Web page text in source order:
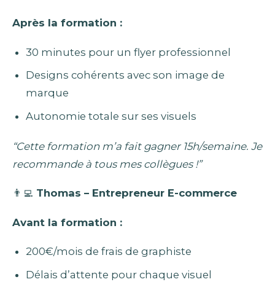
Après la formation :
30 minutes pour un flyer professionnel
Designs cohérents avec son image de
marque
Autonomie totale sur ses visuels
“Cette formation m’a fait gagner 15h/semaine. Je
recommande à tous mes collègues !”
👨‍💻 Thomas – Entrepreneur E-commerce
Avant la formation :
200€/mois de frais de graphiste
Délais d’attente pour chaque visuel